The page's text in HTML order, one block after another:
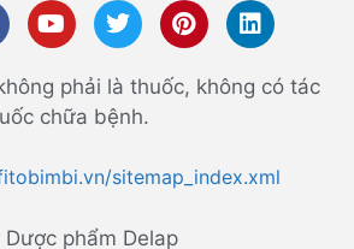
phải là thuốc, không có tác
chữa bệnh.
sitemap_index.xml
phẩm Delap